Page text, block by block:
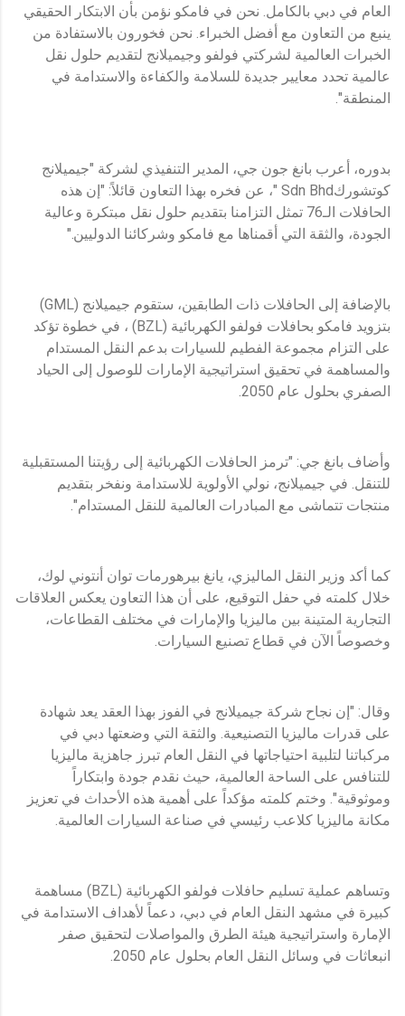
العام في دبي بالكامل. نحن في فامكو نؤمن بأن الابتكار الحقيقي
ينبع من التعاون مع أفضل الخبراء. نحن فخورون بالاستفادة من
الخبرات العالمية لشركتي فولفو وجيميلانج لتقديم حلول نقل
عالمية تحدد معايير جديدة للسلامة والكفاءة والاستدامة في
المنطقة".
بدوره، أعرب بانغ جون جي، المدير التنفيذي لشركة "جيميلانج
كوتشوركSdn Bhd "، عن فخره بهذا التعاون قائلاً: "إن هذه
الحافلات الـ76 تمثل التزامنا بتقديم حلول نقل مبتكرة وعالية
الجودة، والثقة التي أقمناها مع فامكو وشركائنا الدوليين."
بالإضافة إلى الحافلات ذات الطابقين، ستقوم جيميلانج (GML)
بتزويد فامكو بحافلات فولفو الكهربائية (BZL) ، في خطوة تؤكد
على التزام مجموعة الفطيم للسيارات بدعم النقل المستدام
والمساهمة في تحقيق استراتيجية الإمارات للوصول إلى الحياد
الصفري بحلول عام 2050.
وأضاف بانغ جي: "ترمز الحافلات الكهربائية إلى رؤيتنا المستقبلية
للتنقل. في جيميلانج، نولي الأولوية للاستدامة ونفخر بتقديم
منتجات تتماشى مع المبادرات العالمية للنقل المستدام".
كما أكد وزير النقل الماليزي، يانغ بيرهورمات توان أنتوني لوك،
خلال كلمته في حفل التوقيع، على أن هذا التعاون يعكس العلاقات
التجارية المتينة بين ماليزيا والإمارات في مختلف القطاعات،
وخصوصاً الآن في قطاع تصنيع السيارات.
وقال: "إن نجاح شركة جيميلانج في الفوز بهذا العقد يعد شهادة
على قدرات ماليزيا التصنيعية. والثقة التي وضعتها دبي في
مركباتنا لتلبية احتياجاتها في النقل العام تبرز جاهزية ماليزيا
للتنافس على الساحة العالمية، حيث نقدم جودة وابتكاراً
وموثوقية". وختم كلمته مؤكداً على أهمية هذه الأحداث في تعزيز
مكانة ماليزيا كلاعب رئيسي في صناعة السيارات العالمية.
وتساهم عملية تسليم حافلات فولفو الكهربائية (BZL) مساهمة
كبيرة في مشهد النقل العام في دبي، دعماً لأهداف الاستدامة في
الإمارة واستراتيجية هيئة الطرق والمواصلات لتحقيق صفر
انبعاثات في وسائل النقل العام بحلول عام 2050.